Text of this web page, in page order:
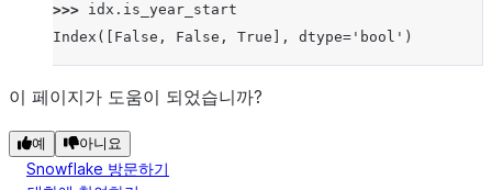
>>> idx . is_year_start
Index([False, False, True], dtype='bool')
이 페이지가 도움이 되었습니까?
예 아니요
Snowflake 방문하기